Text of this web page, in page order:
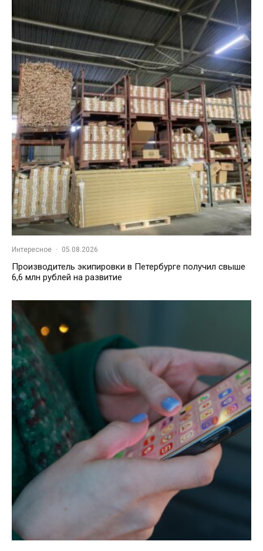
Интересное · 05.08.2026
Производитель экипировки в Петербурге получил свыше
6,6 млн рублей на развитие